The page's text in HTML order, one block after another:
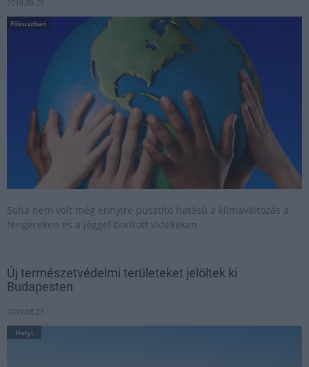
2019.09.25
Fókuszban
Soha nem volt még ennyire pusztító hatású a klímaváltozás a
tengereken és a jéggel borított vidékeken.
Új természetvédelmi területeket jelöltek ki
Budapesten
2019.08.25
Helyi